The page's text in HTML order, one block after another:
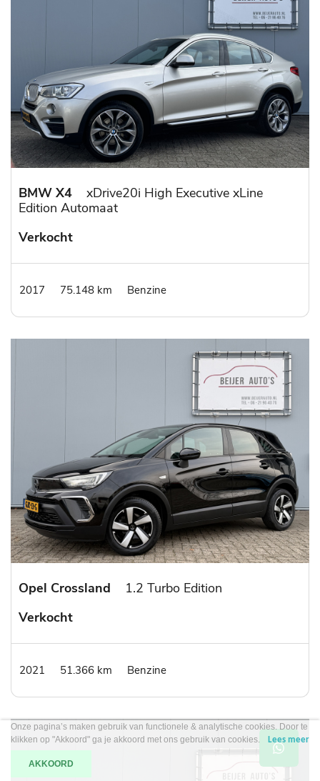
BMW X4
xDrive20i High Executive xLine
Edition Automaat
Verkocht
2017 75.148 km Benzine
Opel Crossland
1.2 Turbo Edition
Verkocht
2021 51.366 km Benzine
Onze pagina’s maken gebruik van functionele & analytische cookies. Door te
klikken op "Akkoord" ga je akkoord met ons gebruik van cookies.
Lees meer
AKKOORD